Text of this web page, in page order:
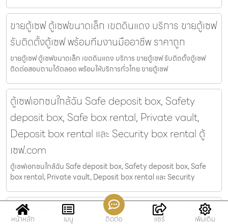
ขายตู้เซฟ ตู้เซฟขนาดเล็ก เขตดินแดง บริการ ขายตู้เซฟ
รับติดตั้งตู้เซฟ พร้อมทีมงานมืออาชีพ ราคาถูก
ขายตู้เซฟ ตู้เซฟขนาดเล็ก เขตดินแดง บริการ ขายตู้เซฟ รับติดตั้งตู้เซฟ
ติดต่อสอบถามได้ตลอด พร้อมให้บริการทั่วไทย ขายตู้เซฟ
ตู้เซฟเอกชนใกล้ฉัน Safe deposit box, Safety
deposit box, Safe box rental, Private vault,
Deposit box rental และ Security box rental ตู้
เซฟ.com
ตู้เซฟเอกชนใกล้ฉัน Safe deposit box, Safety deposit box, Safe
box rental, Private vault, Deposit box rental และ Security
ขายตู้เซฟ ตู้เซฟขนาดเล็ก พะเยา บริการ ขายตู้เซฟ รับ
หน้าหลัก เมนู ติดต่อ แชร์ เพิ่มเติม